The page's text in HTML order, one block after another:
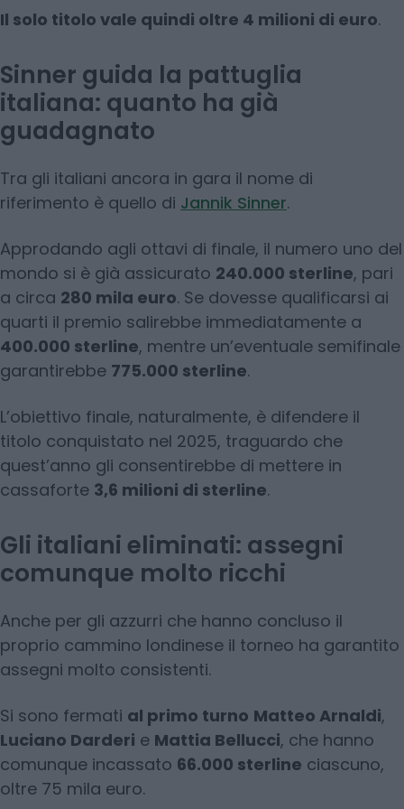
Il solo titolo vale quindi oltre 4 milioni di euro.
Sinner guida la pattuglia
italiana: quanto ha già
guadagnato
Tra gli italiani ancora in gara il nome di
riferimento è quello di Jannik Sinner.
Approdando agli ottavi di finale, il numero uno del
mondo si è già assicurato 240.000 sterline, pari
a circa 280 mila euro. Se dovesse qualificarsi ai
quarti il premio salirebbe immediatamente a
400.000 sterline, mentre un’eventuale semifinale
garantirebbe 775.000 sterline.
L’obiettivo finale, naturalmente, è difendere il
titolo conquistato nel 2025, traguardo che
quest’anno gli consentirebbe di mettere in
cassaforte 3,6 milioni di sterline.
Gli italiani eliminati: assegni
comunque molto ricchi
Anche per gli azzurri che hanno concluso il
proprio cammino londinese il torneo ha garantito
assegni molto consistenti.
Si sono fermati al primo turno Matteo Arnaldi,
Luciano Darderi e Mattia Bellucci, che hanno
comunque incassato 66.000 sterline ciascuno,
oltre 75 mila euro.